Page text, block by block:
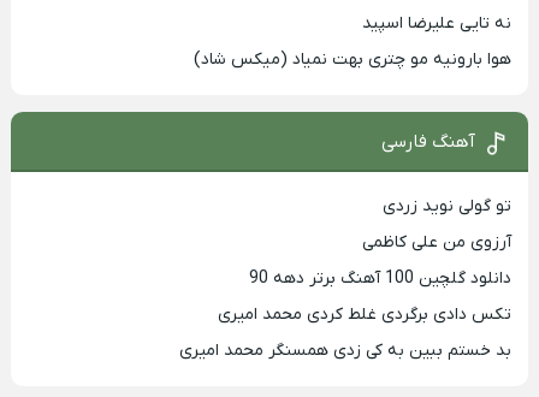
نه تایی علیرضا اسپید
هوا بارونیه مو چتری بهت نمیاد (میکس شاد)
آهنگ فارسی
تو گولی نوید زردی
آرزوی من علی کاظمی
دانلود گلچین 100 آهنگ برتر دهه 90
تکس دادی برگردی غلط کردی محمد امیری
بد خستم ببین به کی زدی همسنگر محمد امیری